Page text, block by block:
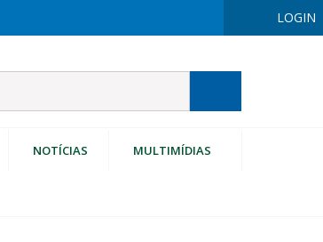
LOGIN
NOTÍCIAS MULTIMÍDIAS